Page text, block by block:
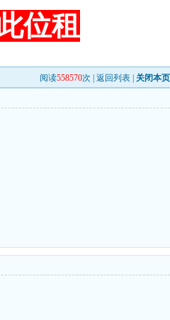
位租
阅读558570次 |返回列表 关闭本页